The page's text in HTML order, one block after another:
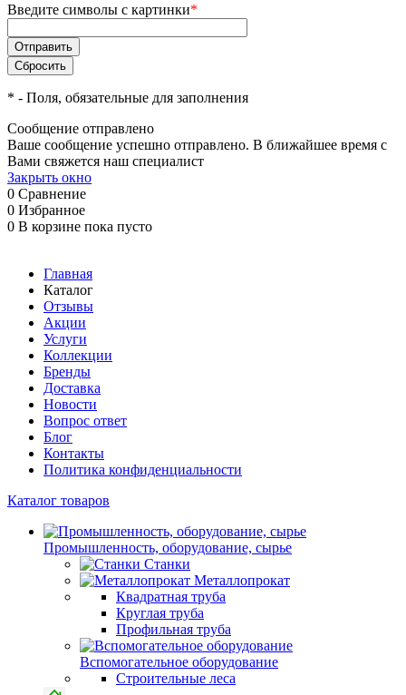
Введите символы с картинки*
* - Поля, обязательные для заполнения
Сообщение отправлено
Ваше сообщение успешно отправлено. В ближайшее время с
Вами свяжется наш специалист
Закрыть окно
0 Сравнение
0 Избранное
0 В корзине пока пусто
Главная
Каталог
Отзывы
Акции
Услуги
Коллекции
Бренды
Доставка
Новости
Вопрос ответ
Блог
Контакты
Политика конфиденциальности
Каталог товаров
Промышленность, оборудование, сырье
Станки
Металлопрокат
Квадратная труба
Круглая труба
Профильная труба
Вспомогательное оборудование
Строительные леса